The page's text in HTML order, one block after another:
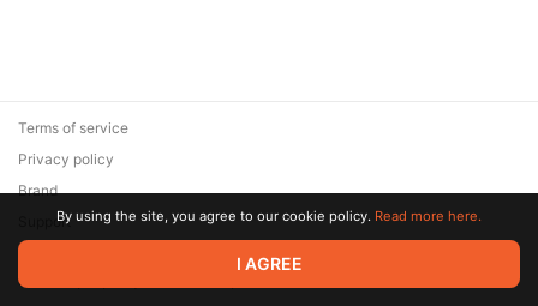
© 2026 Zaya Solutions Limited. All rights reserved. All trademarks
are the property of their respective owners.
Terms of service
Privacy policy
Brand
SupportBy using the site, you agree to our cookie policy. Read more here.
I AGREE